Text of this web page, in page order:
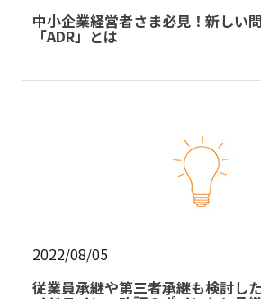
中小企業経営者さま必見！新しい
「ADR」とは
2022/08/05
従業員承継や第三者承継も検討し